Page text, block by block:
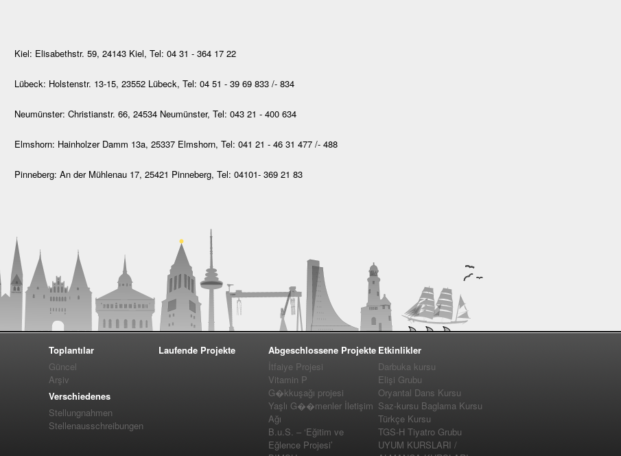
Kiel: Elisabethstr. 59, 24143 Kiel, Tel: 04 31 - 364 17 22
Lübeck: Holstenstr. 13-15, 23552 Lübeck, Tel: 04 51 - 39 69 833 /- 834
Neumünster: Christianstr. 66, 24534 Neumünster, Tel: 043 21 - 400 634
Elmshorn: Hainholzer Damm 13a, 25337 Elmshorn, Tel: 041 21 - 46 31 477 /- 488
Pinneberg: An der Mühlenau 17, 25421 Pinneberg, Tel: 04101- 369 21 83
Toplantılar
Güncel
Arşiv
Verschiedenes
Stellungnahmen
Stellenausschreibungen
Laufende Projekte
Abgeschlossene Projekte
İtfaiye Projesi
Vitamin P
G�kkuşağı projesi
Yaşlı G��menler İletişim
Ağı
B.u.S. – ‘Eğitim ve
Eğlence Projesi’
Etkinlikler
Darbuka kursu
Elişi Grubu
Oryantal Dans Kursu
Saz-kursu Baglama Kursu
Türkçe Kursu
TGS-H Tiyatro Grubu
UYUM KURSLARI /